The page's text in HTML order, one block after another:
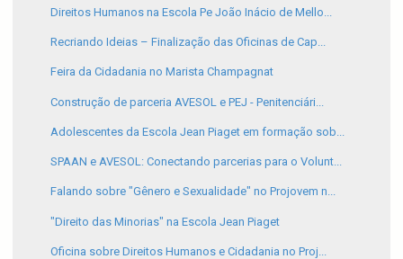
Direitos Humanos na Escola Pe João Inácio de Mello...
Recriando Ideias – Finalização das Oficinas de Cap...
Feira da Cidadania no Marista Champagnat
Construção de parceria AVESOL e PEJ - Penitenciári...
Adolescentes da Escola Jean Piaget em formação sob...
SPAAN e AVESOL: Conectando parcerias para o Volunt...
Falando sobre "Gênero e Sexualidade" no Projovem n...
"Direito das Minorias" na Escola Jean Piaget
Oficina sobre Direitos Humanos e Cidadania no Proj...